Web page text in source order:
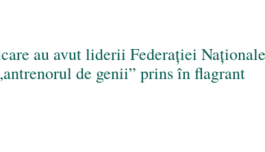
au avut liderii Federației
de genii” prins în flagrant